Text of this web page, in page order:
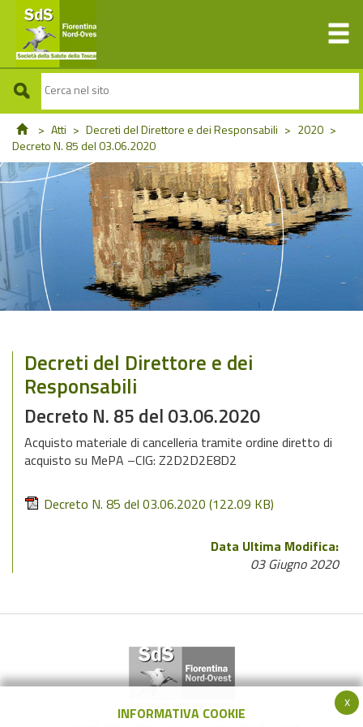
> Atti > Decreti del Direttore e dei Responsabili > 2020 >
Decreto N. 85 del 03.06.2020
Decreti del Direttore e dei
Responsabili
Decreto N. 85 del 03.06.2020
Acquisto materiale di cancelleria tramite ordine diretto di
acquisto su MePA –CIG: Z2D2D2E8D2
Decreto N. 85 del 03.06.2020 (122.09 KB)
Data Ultima Modifica:
03 Giugno 2020
x
INFORMATIVA COOKIE